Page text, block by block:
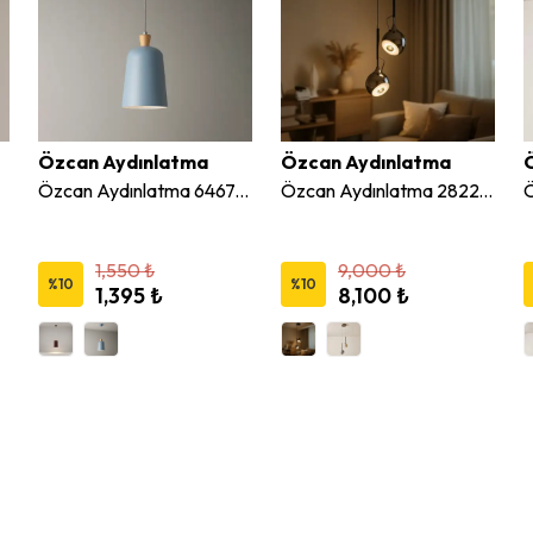
Özcan Aydınlatma
Özcan Aydınlatma 6467-1 Modern Sarkıt Avize
%10
1,550 ₺
1,395 ₺
Özcan Aydınlatma
Özcan Aydınlatma 2822-2A 2'li Dekoratif Led Sarkıt Avize
%10
9,000 ₺
8,100 ₺